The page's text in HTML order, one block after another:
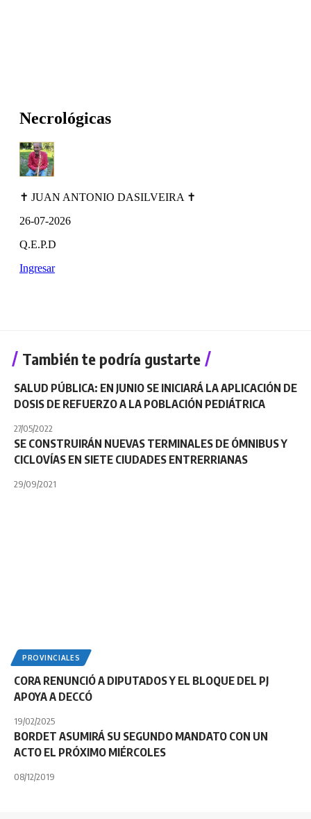
También te podría gustarte
SALUD PÚBLICA: EN JUNIO SE INICIARÁ LA APLICACIÓN DE
DOSIS DE REFUERZO A LA POBLACIÓN PEDIÁTRICA
27/05/2022
SE CONSTRUIRÁN NUEVAS TERMINALES DE ÓMNIBUS Y
CICLOVÍAS EN SIETE CIUDADES ENTRERRIANAS
29/09/2021
PROVINCIALES
CORA RENUNCIÓ A DIPUTADOS Y EL BLOQUE DEL PJ
APOYA A DECCÓ
19/02/2025
BORDET ASUMIRÁ SU SEGUNDO MANDATO CON UN
ACTO EL PRÓXIMO MIÉRCOLES
08/12/2019